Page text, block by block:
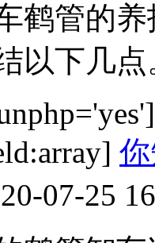
鹤管的
以下几点
07-25